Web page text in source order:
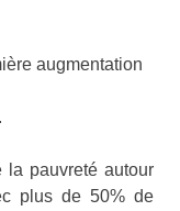
augmentation
la pauvreté autour
plus de 50% de